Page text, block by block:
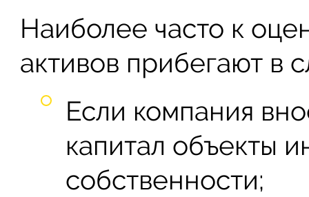
Наиболее часто к
активов прибегают в
Если компания
капитал объекты
собственности;